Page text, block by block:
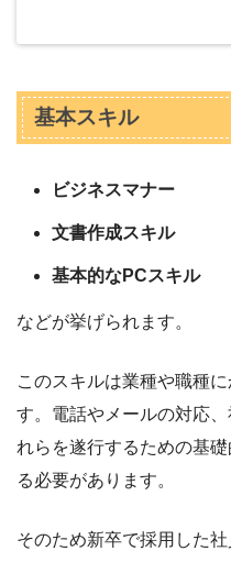
基本スキル
ビジネスマナー
文書作成スキル
基本的なPCスキル
などが挙げられます。
このスキルは業種や職種
す。電話やメールの対応
れらを遂行するための基
る必要があります。
そのため新卒で採用した